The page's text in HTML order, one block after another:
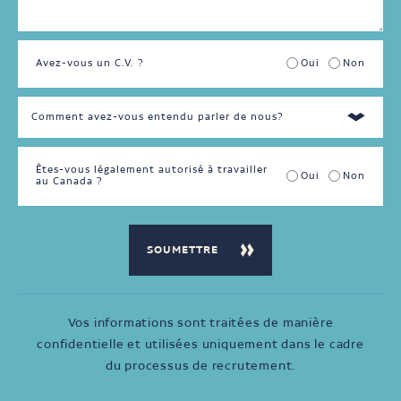
Avez-vous un C.V. ? Oui Non
Êtes-vous légalement autorisé à travailler
au Canada ?
Oui Non
Vos informations sont traitées de manière
confidentielle et utilisées uniquement dans le cadre
du processus de recrutement.